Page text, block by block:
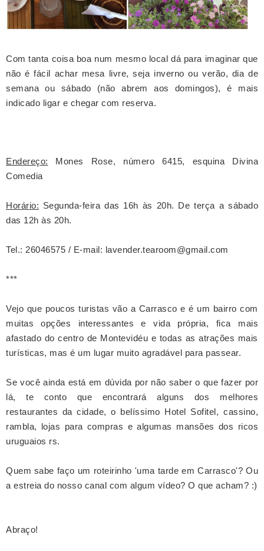
Com tanta coisa boa num mesmo local dá para imaginar que
não é fácil achar mesa livre, seja inverno ou verão, dia de
semana ou sábado (não abrem aos domingos), é mais
indicado ligar e chegar com reserva.
Endereço: Mones Rose, número 6415, esquina Divina
Comedia
Horário: Segunda-feira das 16h às 20h. De terça a sábado
das 12h às 20h.
Tel.: 26046575 / E-mail: lavender.tearoom@gmail.com
***
Vejo que poucos turistas vão a Carrasco e é um bairro com
muitas opções interessantes e vida própria, fica mais
afastado do centro de Montevidéu e todas as atrações mais
turísticas, mas é um lugar muito agradável para passear.
Se você ainda está em dúvida por não saber o que fazer por
lá, te conto que encontrará alguns dos melhores
restaurantes da cidade, o belíssimo Hotel Sofitel, cassino,
rambla, lojas para compras e algumas mansões dos ricos
uruguaios rs.
Quem sabe faço um roteirinho 'uma tarde em Carrasco'? Ou
a estreia do nosso canal com algum vídeo? O que acham? :)
Abraço!